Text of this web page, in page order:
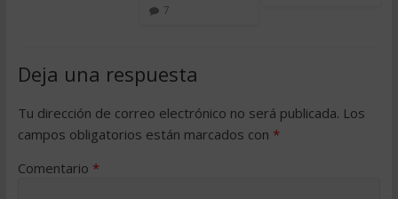
7
Deja una respuesta
Tu dirección de correo electrónico no será publicada. Los
campos obligatorios están marcados con *
Comentario *